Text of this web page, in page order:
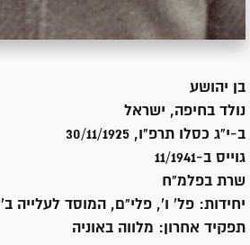
בן יהושע
נולד בחיפה, ישראל
ב-י"ג כסלו תרפ"ו, 30/11/1925
גוייס ב-11/1941
שרת בפלמ"ח
יחידות: פל' ו', פלי"ם, המוסד לעלייה ב'
תפקיד אחרון: מלווה באוניה